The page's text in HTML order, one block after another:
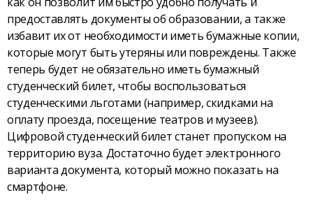
предоставлять документы об образовании, а также
избавит их от необходимости иметь бумажные копии,
которые могут быть утеряны или повреждены. Также
теперь будет не обязательно иметь бумажный
студенческий билет, чтобы воспользоваться
студенческими льготами (например, скидками на
оплату проезда, посещение театров и музеев).
Цифровой студенческий билет станет пропуском на
территорию вуза. Достаточно будет электронного
варианта документа, который можно показать на
смартфоне.